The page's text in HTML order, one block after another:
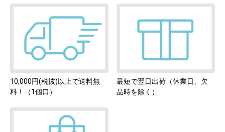
10,000円(税抜)以上で送料無
料！
（1個口）
最短で翌日出荷 （休業日、欠
品時を除く）